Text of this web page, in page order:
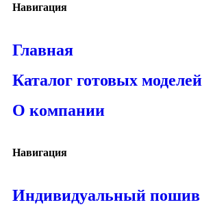
Навигация
Главная
Каталог готовых моделей
О компании
Навигация
Индивидуальный пошив